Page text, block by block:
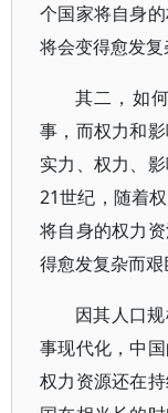
个国家将自身
将会变得愈发
其二，如
事，而权力和
实力、权力、
21世纪，随着
将自身的权力
得愈发复杂而艰
因其人口
事现代化，中
权力资源还在